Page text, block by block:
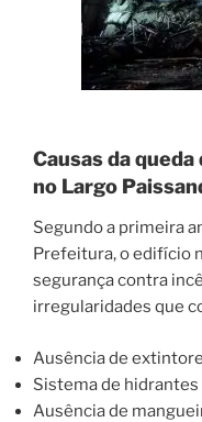
Causas da
no Largo
Segundo a primeira
Prefeitura, o edifício
segurança contra
irregularidades que
Ausência de
Sistemade
Ausência de